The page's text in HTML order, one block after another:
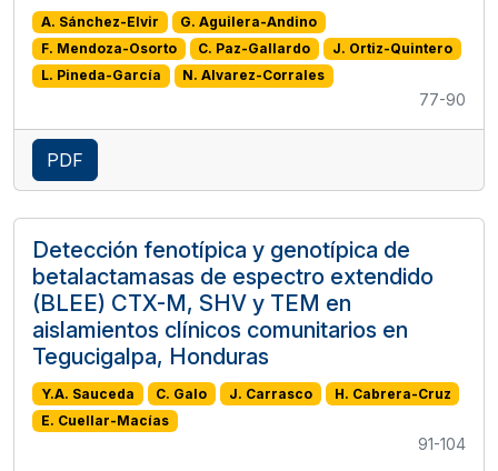
A. Sánchez-Elvir
G. Aguilera-Andino
F. Mendoza-Osorto
C. Paz-Gallardo
J. Ortiz-Quintero
L. Pineda-García
N. Alvarez-Corrales
77-90
PDF
Detección fenotípica y genotípica de
betalactamasas de espectro extendido
(BLEE) CTX-M, SHV y TEM en
aislamientos clínicos comunitarios en
Tegucigalpa, Honduras
Y.A. Sauceda C. Galo J. Carrasco
H. Cabrera-Cruz
E. Cuellar-Macías
91-104